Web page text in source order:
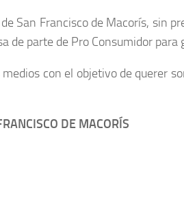
San Francisco de Macorís, sin
de parte de Pro Consumidor para
con el objetivo de querer
DE MACORÍS